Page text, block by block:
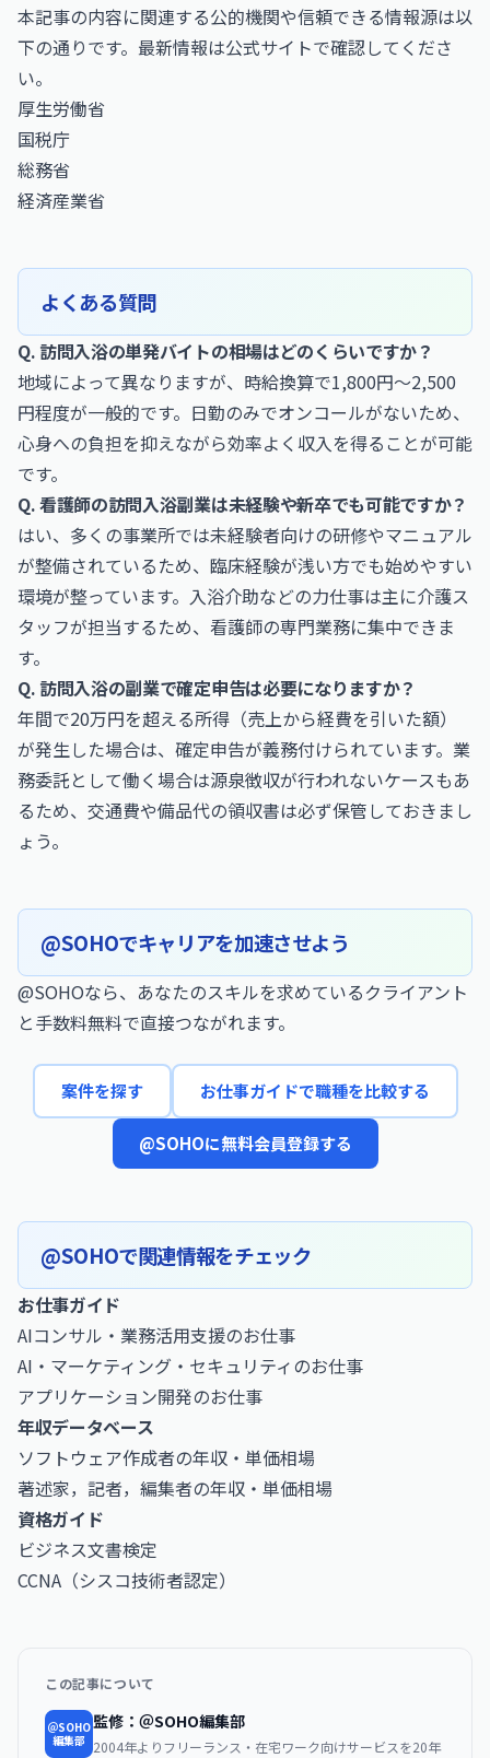
本記事の内容に関連する公的機関や信頼できる情報源は以
下の通りです。最新情報は公式サイトで確認してくださ
い。
厚生労働省
国税庁
総務省
経済産業省
よくある質問
Q. 訪問入浴の単発バイトの相場はどのくらいですか？
地域によって異なりますが、時給換算で1,800円〜2,500
円程度が一般的です。日勤のみでオンコールがないため、
心身への負担を抑えながら効率よく収入を得ることが可能
です。
Q. 看護師の訪問入浴副業は未経験や新卒でも可能ですか？
はい、多くの事業所では未経験者向けの研修やマニュアル
が整備されているため、臨床経験が浅い方でも始めやすい
環境が整っています。入浴介助などの力仕事は主に介護ス
タッフが担当するため、看護師の専門業務に集中できま
す。
Q. 訪問入浴の副業で確定申告は必要になりますか？
年間で20万円を超える所得（売上から経費を引いた額）
が発生した場合は、確定申告が義務付けられています。業
務委託として働く場合は源泉徴収が行われないケースもあ
るため、交通費や備品代の領収書は必ず保管しておきまし
ょう。
@SOHOでキャリアを加速させよう
@SOHOなら、あなたのスキルを求めているクライアント
と手数料無料で直接つながれます。
案件を探す お仕事ガイドで職種を比較する
@SOHOに無料会員登録する
@SOHOで関連情報をチェック
お仕事ガイド
AIコンサル・業務活用支援のお仕事
AI・マーケティング・セキュリティのお仕事
アプリケーション開発のお仕事
年収データベース
ソフトウェア作成者の年収・単価相場
著述家，記者，編集者の年収・単価相場
資格ガイド
ビジネス文書検定
CCNA（シスコ技術者認定）
この記事について
＠SOHO
編集部
監修：＠SOHO編集部
2004年よりフリーランス・在宅ワーク向けサービスを20年